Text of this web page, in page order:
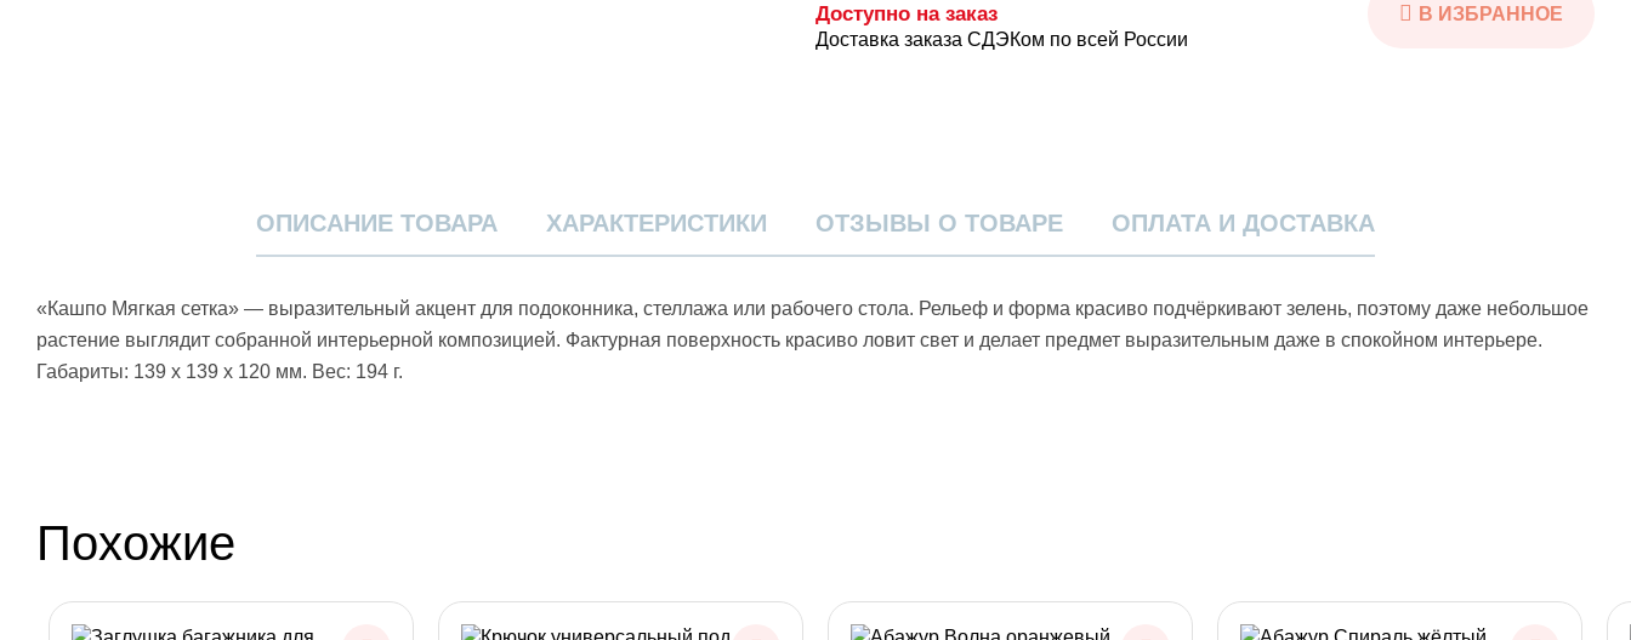
Доступно на заказ
Доставка заказа СДЭКом по всей России
ОПИСАНИЕ ТОВАРА ХАРАКТЕРИСТИКИ ОТЗЫВЫ О ТОВАРЕ ОПЛАТА И ДОСТАВКА
«Кашпо Мягкая сетка» — выразительный акцент для подоконника, стеллажа или рабочего стола. Рельеф и форма красиво подчёркивают зелень, поэтому даже небольшое
растение выглядит собранной интерьерной композицией. Фактурная поверхность красиво ловит свет и делает предмет выразительным даже в спокойном интерьере.
Габариты: 139 x 139 x 120 мм. Вес: 194 г.
Похожие